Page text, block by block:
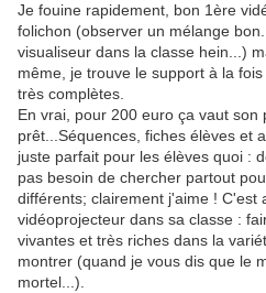
Je fouine rapidement, bon 1ère
folichon (observer un mélange
visualiseur dans la classe hein...)
même, je trouve le support à la
très complètes.
En vrai, pour 200 euro ça vaut son
prêt...Séquences, fiches élèves et
juste parfait pour les élèves quoi :
pas besoin de chercher partout
différents; clairement j'aime ! C'est
vidéoprojecteur dans sa classe :
vivantes et très riches dans la
montrer (quand je vous dis que le
mortel...).